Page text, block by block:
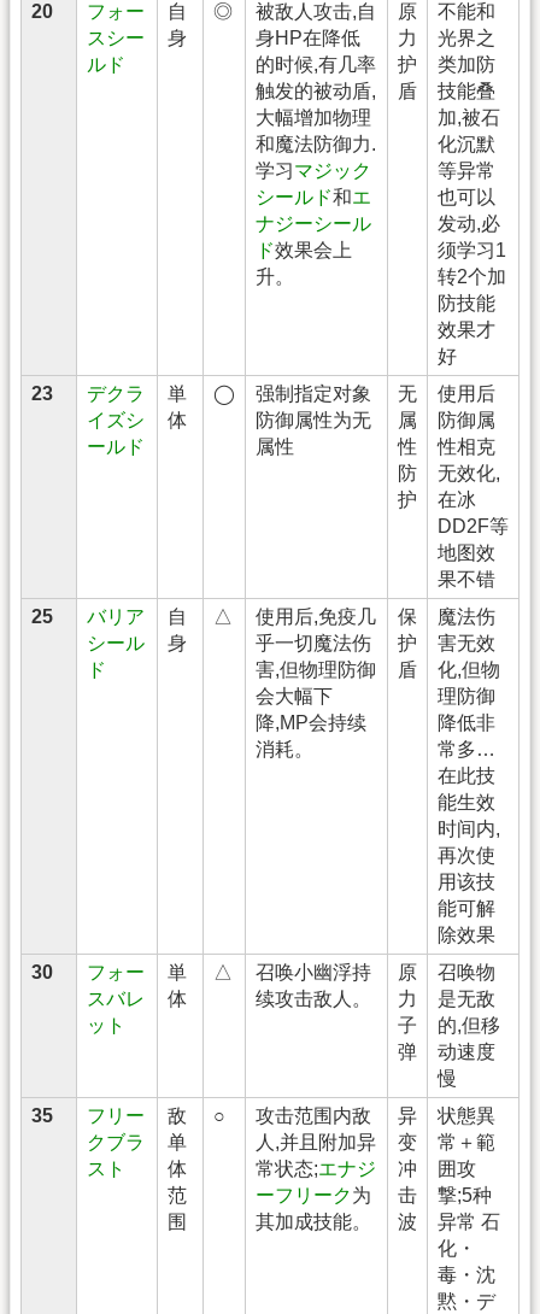
20
フォー
スシー
ルド
自
身
◎
被敌人攻击,自
身HP在降低
的时候,有几率
触发的被动盾,
大幅增加物理
和魔法防御力.
学习マジック
シールド和エ
ナジーシール
ド效果会上
升。
原
力
护
盾
不能和
光界之
类加防
技能叠
加,被石
化沉默
等异常
也可以
发动,必
须学习1
转2个加
防技能
效果才
好
23
デクラ
イズシ
ールド
単
体
◯
强制指定对象
防御属性为无
属性
无
属
性
防
护
使用后
防御属
性相克
无效化,
在冰
DD2F等
地图效
果不错
25
バリア
シール
ド
自
身
△
使用后,免疫几
乎一切魔法伤
害,但物理防御
会大幅下
降,MP会持续
消耗。
保
护
盾
魔法伤
害无效
化,但物
理防御
降低非
常多…
在此技
能生效
时间内,
再次使
用该技
能可解
除效果
30
フォー
スバレ
ット
単
体
△
召唤小幽浮持
续攻击敌人。
原
力
子
弹
召唤物
是无敌
的,但移
动速度
慢
35
フリー
クブラ
スト
敌
单
体
范
围
○
攻击范围内敌
人,并且附加异
常状态;エナジ
ーフリーク为
其加成技能。
异
变
冲
击
波
状態異
常＋範
囲攻
撃;5种
异常 石
化・
毒・沈
黙・デ